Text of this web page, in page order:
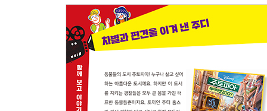
┃ 코르셋은 필요없어! 54 ┃
┃ 나다운 게 좋아! 56┃
3. 남자의 일? 여자의 일